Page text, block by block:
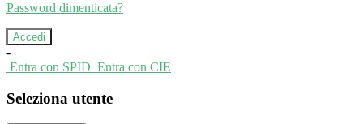
Password dimenticata?
-
Entra con SPID Entra con CIE
Seleziona utente